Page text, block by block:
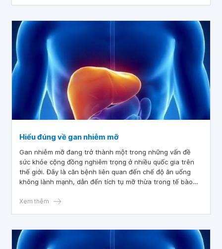
Hiểu đúng về gan nhiễm mỡ
Gan nhiễm mỡ đang trở thành một trong những vấn đề
sức khỏe cộng đồng nghiêm trọng ở nhiều quốc gia trên
thế giới. Đây là căn bệnh liên quan đến chế độ ăn uống
không lành mạnh, dẫn đến tích tụ mỡ thừa trong tế bào
ngừa bệnh tật mà còn góp phần nâng cao chất lượng cuộc
Xem thêm